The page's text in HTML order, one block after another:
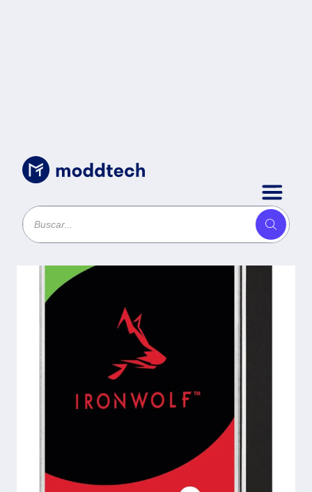
Sin categoría/Disco Duro Interno SEAGATE
ST2000VN003 2TB Iron Wolf 3.5
Pulgadas NAS -